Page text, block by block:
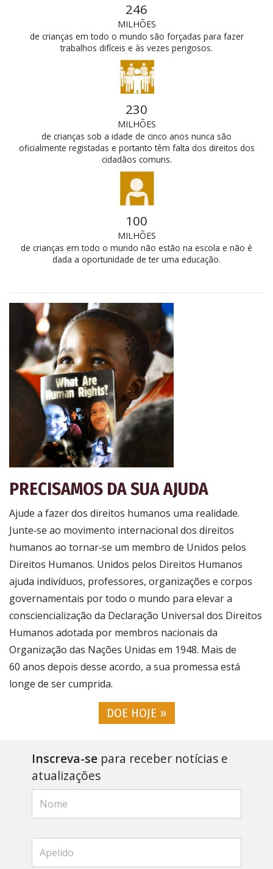
246
MILHÕES
de crianças em todo o mundo são forçadas para fazer
trabalhos difíceis e às vezes perigosos.
230
MILHÕES
de crianças sob a idade de cinco anos nunca são
oficialmente registadas e portanto têm falta dos direitos dos
cidadãos comuns.
100
MILHÕES
de crianças em todo o mundo não estão na escola e não é
dada a oportunidade de ter uma educação.
PRECISAMOS DA SUA AJUDA
Ajude a fazer dos direitos humanos uma realidade.
Junte‑se ao movimento internacional dos direitos
humanos ao tornar‑se um membro de Unidos pelos
Direitos Humanos. Unidos pelos Direitos Humanos
ajuda indivíduos, professores, organizações e corpos
governamentais por todo o mundo para elevar a
consciencialização da Declaração Universal dos Direitos
Humanos adotada por membros nacionais da
Organização das Nações Unidas em 1948. Mais de
60 anos depois desse acordo, a sua promessa está
longe de ser cumprida.
DOE HOJE »
Inscreva-se para receber notícias e
atualizações